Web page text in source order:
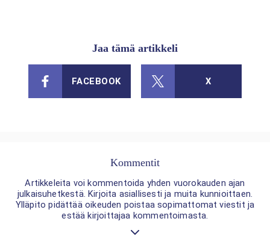
Jaa tämä artikkeli
FACEBOOK X
Kommentit
Artikkeleita voi kommentoida yhden vuorokauden ajan
julkaisuhetkestä. Kirjoita asiallisesti ja muita kunnioittaen.
Ylläpito pidättää oikeuden poistaa sopimattomat viestit ja
estää kirjoittajaa kommentoimasta.